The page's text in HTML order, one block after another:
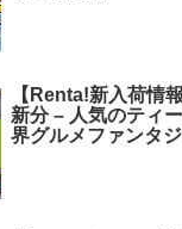
【Renta!新入荷情
新分 – 人気のティ
界グルメファンタ